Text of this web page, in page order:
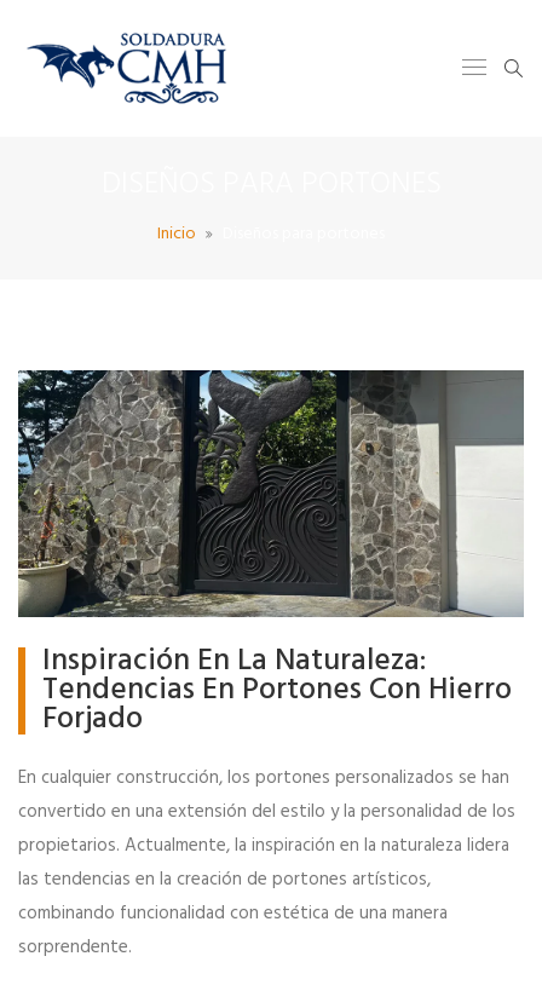
Inicio
Inspiración En La Naturaleza:
Tendencias En Portones Con Hierro
Forjado
En cualquier construcción, los portones personalizados se han
convertido en una extensión del estilo y la personalidad de los
propietarios. Actualmente, la inspiración en la naturaleza lidera
las tendencias en la creación de portones artísticos,
combinando funcionalidad con estética de una manera
sorprendente.